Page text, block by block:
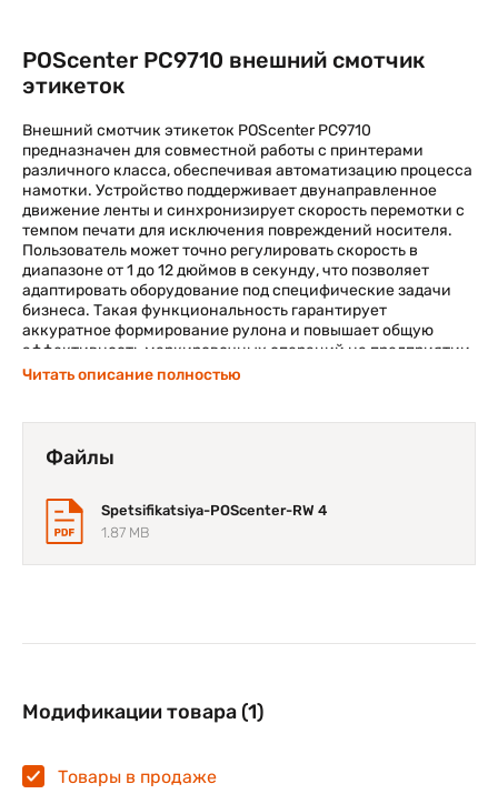
POScenter PC9710 внешний смотчик
этикеток
Внешний смотчик этикеток POScenter PC9710
предназначен для совместной работы с принтерами
различного класса, обеспечивая автоматизацию процесса
намотки. Устройство поддерживает двунаправленное
движение ленты и синхронизирует скорость перемотки с
темпом печати для исключения повреждений носителя.
Пользователь может точно регулировать скорость в
диапазоне от 1 до 12 дюймов в секунду, что позволяет
адаптировать оборудование под специфические задачи
бизнеса. Такая функциональность гарантирует
аккуратное формирование рулона и повышает общую
эффективность маркировочных операций на предприятии.
при интенсивной ежедневной эксплуатации в
промышленных условиях. Внешний смотчик этикеток
POScenter PC9710 работает с материалами шириной до 120
Конструкция механизма универсально адаптируется под
различные стандартные размеры втулок, что существенно
упрощает подготовку оборудования к работе.
Читать описание полностью
Файлы
Spetsifikatsiya-POScenter-RW 4
1.87 MB
Модификации товара (1)
Товары в продаже